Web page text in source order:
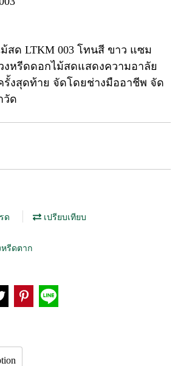
สด LTKM 003 โทนสี ขาว แซม
งหรีดดอกไม้สดแสดงความอาลัย
งสุดท้าย จัดโดยช่างมืออาชีพ จัด
วัด
ด เปรียบเทียบ
หรีดตาก